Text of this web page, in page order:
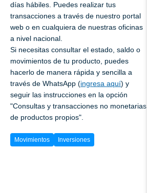
días hábiles. Puedes realizar tus
transacciones a través de nuestro portal
web o en cualquiera de nuestras oficinas
a nivel nacional.
Si necesitas consultar el estado, saldo o
movimientos de tu producto, puedes
hacerlo de manera rápida y sencilla a
través de WhatsApp (ingresa aquí) y
seguir las instrucciones en la opción
"Consultas y transacciones no monetarias
de productos propios".
Movimientos Inversiones